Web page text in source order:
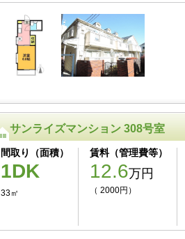
サンライズマンション 308号室
間取り（面積）
1DK
33㎡
賃料（管理費等）
12.6万円
（ 2000円）